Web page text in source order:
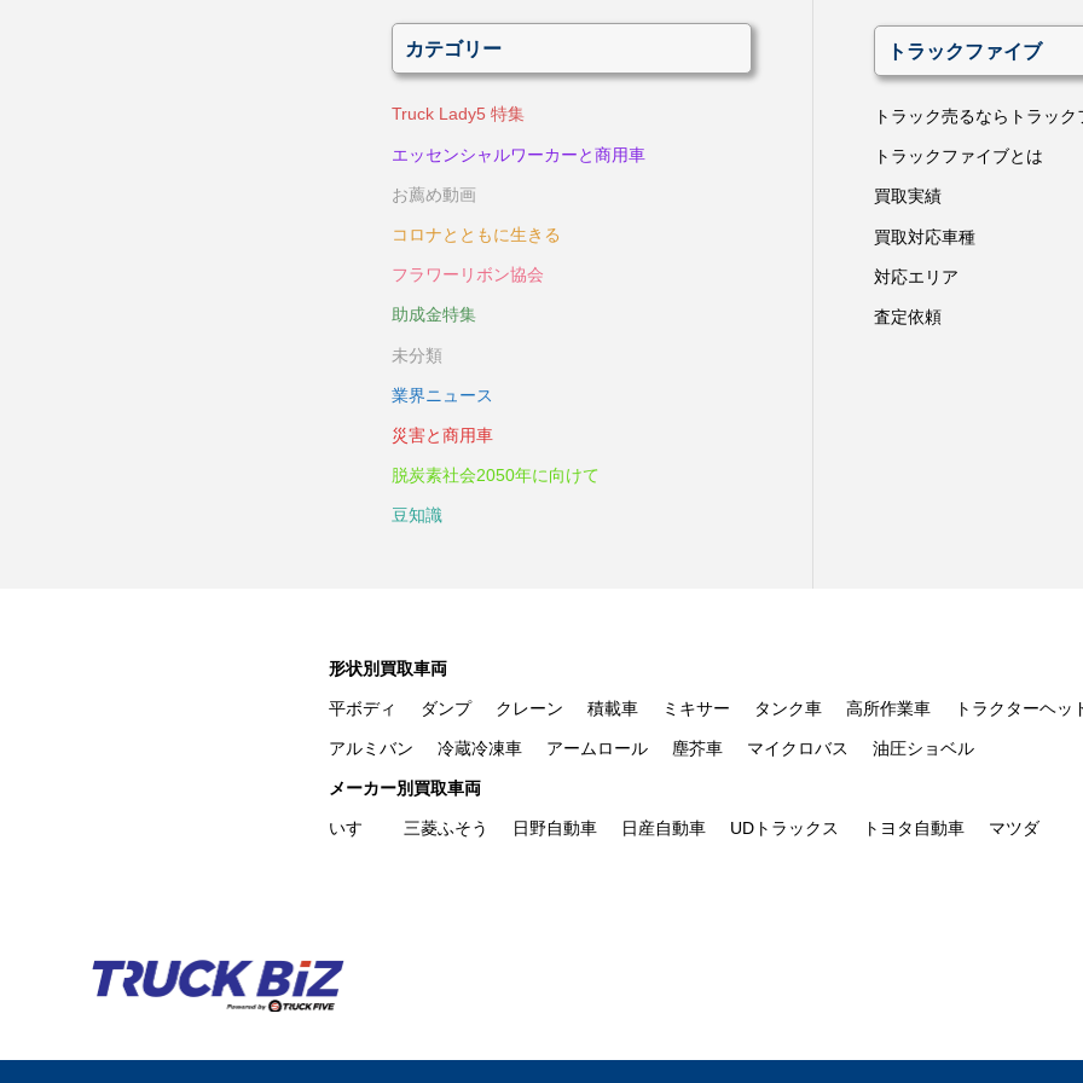
カテゴリー
Truck Lady5 特集
エッセンシャルワーカーと商用車
お薦め動画
コロナとともに生きる
フラワーリボン協会
助成金特集
未分類
業界ニュース
災害と商用車
脱炭素社会2050年に向けて
豆知識
トラックファイブ
トラック売るならトラック
トラックファイブとは
買取実績
買取対応車種
対応エリア
査定依頼
形状別買取車両
平ボディ ダンプ クレーン 積載車 ミキサー タンク車 高所作業車 トラクターヘッ
アルミバン 冷蔵冷凍車 アームロール 塵芥車 マイクロバス 油圧ショベル
メーカー別買取車両
いすゞ 三菱ふそう 日野自動車 日産自動車 UDトラックス トヨタ自動車 マツダ